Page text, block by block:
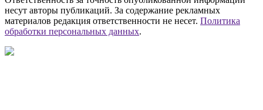
несут авторы публикаций. За содержание рекламных
материалов редакция ответственности не несет. Политика
обработки персональных данных.